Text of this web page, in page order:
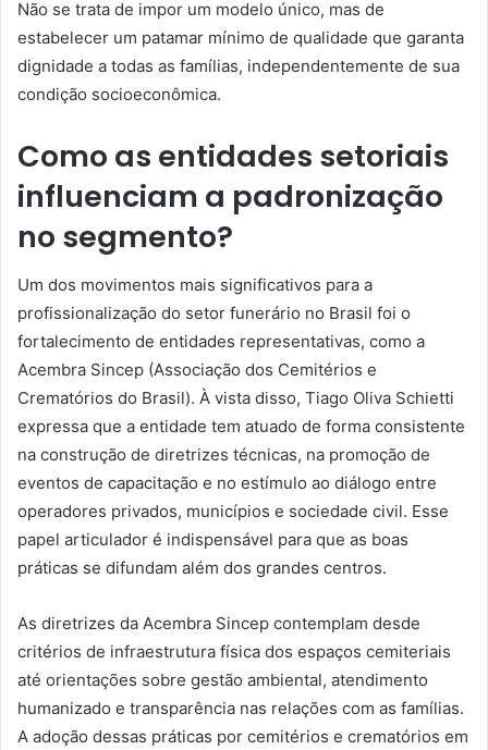
Não se trata de impor um modelo único, mas de
estabelecer um patamar mínimo de qualidade que garanta
dignidade a todas as famílias, independentemente de sua
condição socioeconômica.
Como as entidades setoriais
influenciam a padronização
no segmento?
Um dos movimentos mais significativos para a
profissionalização do setor funerário no Brasil foi o
fortalecimento de entidades representativas, como a
Acembra Sincep (Associação dos Cemitérios e
Crematórios do Brasil). À vista disso, Tiago Oliva Schietti
expressa que a entidade tem atuado de forma consistente
na construção de diretrizes técnicas, na promoção de
eventos de capacitação e no estímulo ao diálogo entre
operadores privados, municípios e sociedade civil. Esse
papel articulador é indispensável para que as boas
práticas se difundam além dos grandes centros.
As diretrizes da Acembra Sincep contemplam desde
critérios de infraestrutura física dos espaços cemiteriais
até orientações sobre gestão ambiental, atendimento
humanizado e transparência nas relações com as famílias.
A adoção dessas práticas por cemitérios e crematórios em